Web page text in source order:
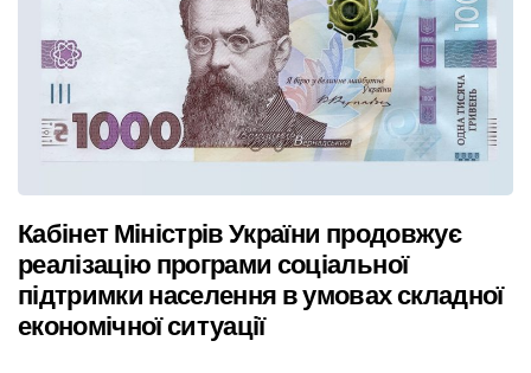
Кабінет Міністрів України продовжує
реалізацію програми соціальної
підтримки населення в умовах складної
економічної ситуації